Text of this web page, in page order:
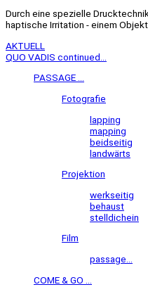
Durch eine spezielle
haptische Irritation - einem
AKTUELL
QUO VADIS continued...
PASSAGE ...
Fotografie
lapping
mapping
beidseitig
landwärts
Projektion
werkseitig
behaust
stelldichein
Film
passage...
COME & GO ...